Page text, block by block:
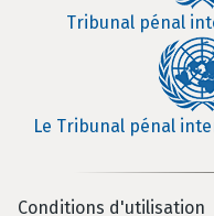
Tribunal pénal
Le Tribunal pénal
Conditions d'utilisation